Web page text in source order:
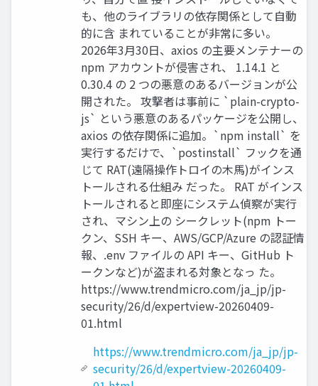
も、他のライブラリの依存関係として自動
的に含 まれていることが非常に多い。
2026年3月30日、axios の主要メンテナーの
npm アカウントが侵害され、 1.14.1 と
0.30.4 の 2 つの悪意のあるバージョンが公
開された。 攻撃者は事前に `plain-crypto-
js` という悪意のあるパッケージを公開し、
axios の依存関係に追加。`npm install` を
実行するだけで、`postinstall` フックを通
じて RAT(遠隔操作トロイの木馬)がインス
トールされる仕組み だった。 RAT がインス
トールされると即座にシステム偵察が実行
され、マシン上の シークレット(npm トー
クン、SSH キー、AWS/GCP/Azure の認証情
報、.env ファイルの API キー、GitHub ト
ークンなど)が盗まれる対象となっ た。
https://www.trendmicro.com/ja_jp/jp-
security/26/d/expertview-20260409-
01.html
https://www.trendmicro.com/ja_jp/jp-
security/26/d/expertview-20260409-